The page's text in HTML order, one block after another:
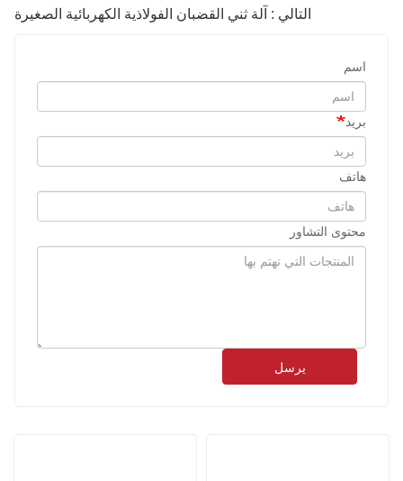
التالي : آلة ثني القضبان الفولاذية الكهربائية الصغيرة
اسم
بريد
هاتف
محتوى التشاور
يرسل